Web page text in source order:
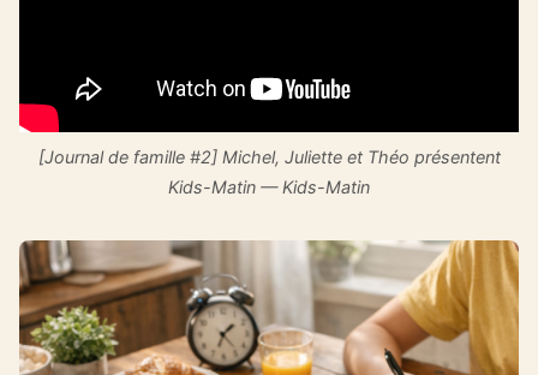
[Journal de famille #2] Michel, Juliette et Théo présentent
Kids-Matin — Kids-Matin